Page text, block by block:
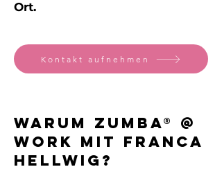
Ort.
Kontakt aufnehmen
Warum ZUMBA® @
Work mit Franca
Hellwig?